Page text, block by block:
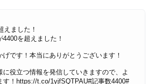
えました！
を超えました！
げです！本当にありがとうございます！
に役立つ情報を発信していきますので、よ
！ https://t.co/1yjfSQTPAU#記事数4400#